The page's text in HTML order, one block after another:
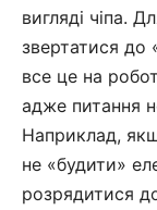
вигляді чіпа.
звертатися до
все це на
адже питання
Наприклад,
не «будити»
розрядитися